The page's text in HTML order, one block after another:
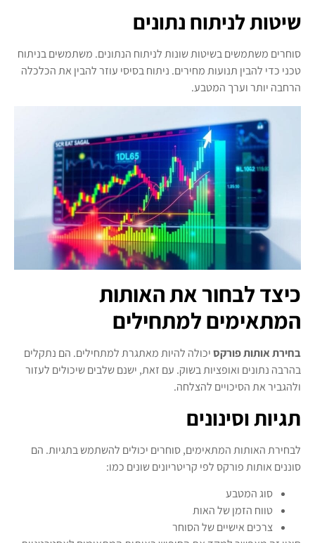
שיטות לניתוח נתונים
סוחרים משתמשים בשיטות שונות לניתוח הנתונים. משתמשים בניתוח
טכני כדי להבין תנועות מחירים. ניתוח בסיסי עוזר להבין את הכלכלה
הרחבה יותר וערך המטבע.
כיצד לבחור את האותות
המתאימים למתחילים
בחירת אותות פורקסיכולה להיות מאתגרת למתחילים. הם נתקלים
בהרבה נתונים ואופציות בשוק. עם זאת, ישנם שלבים שיכולים לעזור
ולהגביר את הסיכויים להצלחה.
תגיות וסינונים
לבחירת האותות המתאימים, סוחרים יכולים להשתמש בתגיות. הם
סוננים אותות פורקס לפי קריטריונים שונים כמו:
סוג המטבע
טווח הזמן של האות
צרכים אישיים של הסוחר